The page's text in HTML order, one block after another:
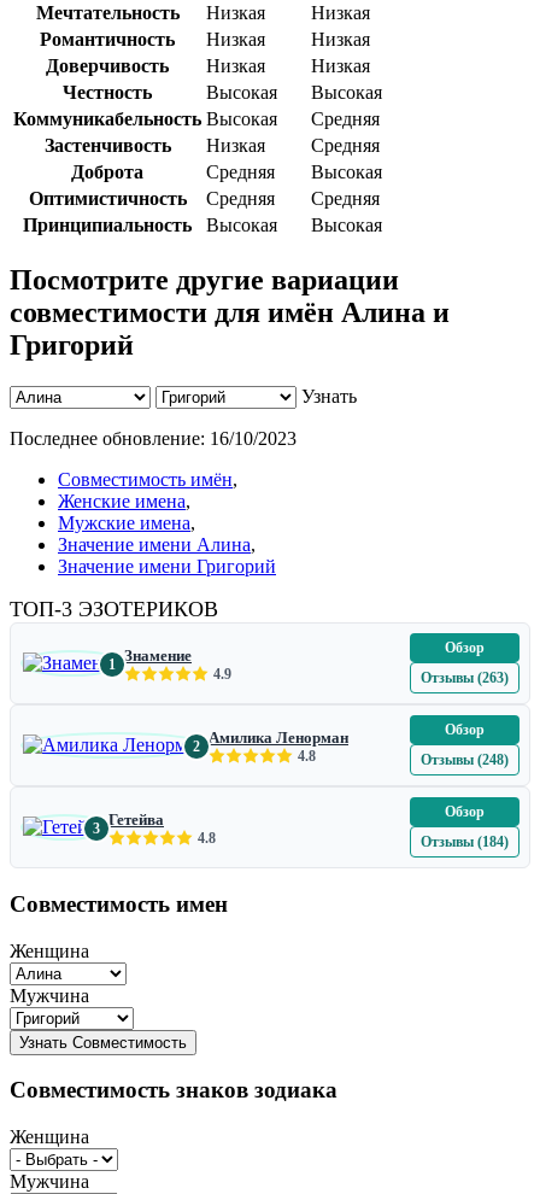
Мечтательность Низкая
Низкая
Романтичность
Низкая
Низкая
Доверчивость
Низкая
Низкая
Честность
Высокая
Высокая
Коммуникабельность Высокая
Средняя
Застенчивость
Низкая
Средняя
Доброта
Средняя
Высокая
Оптимистичность
Средняя
Средняя
Принципиальность
Высокая Высокая
Посмотрите другие вариации
совместимости для имён Алина и
Григорий
Узнать
Последнее обновление: 16/10/2023
Совместимость имён,
Женские имена,
Мужские имена,
Значение имени Алина,
Значение имени Григорий
ТОП-3 ЭЗОТЕРИКОВ
1 Знамение
4.9
Обзор
Отзывы (263)
2 Амилика Ленорман
4.8
Обзор
Отзывы (248)
3 Гетейва
4.8
Обзор
Отзывы (184)
Совместимость имен
Женщина
Мужчина
Совместимость знаков зодиака
Женщина
Мужчина